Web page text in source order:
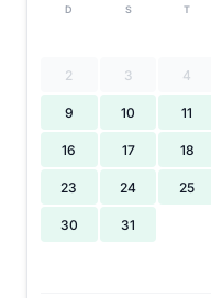
D S T
2 3 4
9 10 11
16 17 18
23 24 25
30 31